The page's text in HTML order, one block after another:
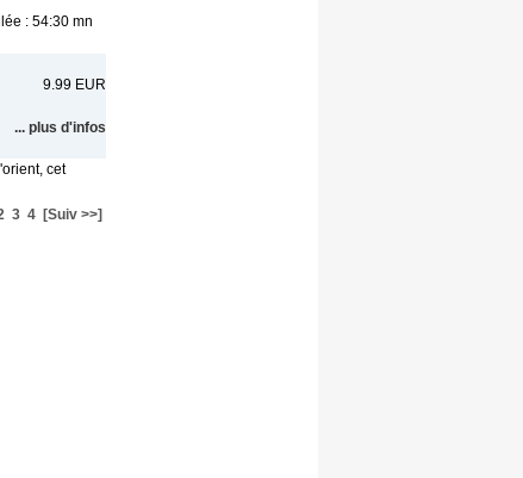
: 54:30 mn
9.99 EUR
... plus d'infos
cet
3 4 [Suiv >>]